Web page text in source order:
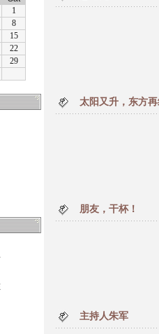
太阳又升，东方
朋友，干杯！
主持人朱军